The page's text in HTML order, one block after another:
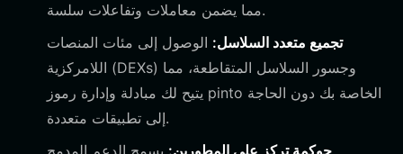
مما يضمن معاملات وتفاعلات سلسة.
تجميع متعدد السلاسل: الوصول إلى مئات المنصات
اللامركزية (DEXs) وجسور السلاسل المتقاطعة، مما
يتيح لك مبادلة وإدارة رموز pinto الخاصة بك دون الحاجة
إلى تطبيقات متعددة.
حوكمة تركز على المطورين: يسمح الدعم المدمج